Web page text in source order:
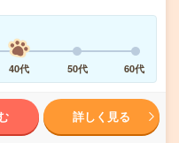
40代 50代 60代
詳しく見る